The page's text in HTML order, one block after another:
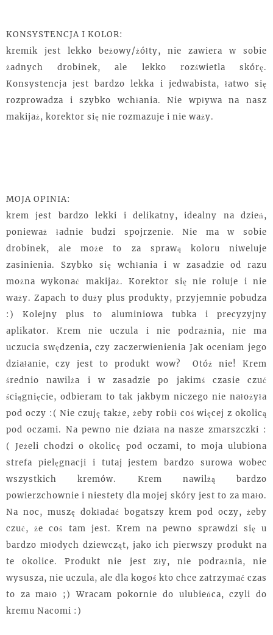
KONSYSTENCJA I KOLOR:
kremik jest lekko beżowy/żółty, nie zawiera w sobie
żadnych drobinek, ale lekko rozświetla skórę.
Konsystencja jest bardzo lekka i jedwabista, łatwo się
rozprowadza i szybko wchłania. Nie wpływa na nasz
makijaż, korektor się nie rozmazuje i nie waży.
MOJA OPINIA:
krem jest bardzo lekki i delikatny, idealny na dzień,
ponieważ ładnie budzi spojrzenie. Nie ma w sobie
drobinek, ale może to za sprawą koloru niweluje
zasinienia. Szybko się wchłania i w zasadzie od razu
można wykonać makijaż. Korektor się nie roluje i nie
waży. Zapach to duży plus produkty, przyjemnie pobudza
:) Kolejny plus to aluminiowa tubka i precyzyjny
aplikator. Krem nie uczula i nie podrażnia, nie ma
uczucia swędzenia, czy zaczerwienienia Jak oceniam jego
działanie, czy jest to produkt wow? Otóż nie! Krem
średnio nawilża i w zasadzie po jakimś czasie czuć
ściągnięcie, odbieram to tak jakbym niczego nie nałożyła
pod oczy :( Nie czuję także, żeby robił coś więcej z okolicą
pod oczami. Na pewno nie działa na nasze zmarszczki :
( Jeżeli chodzi o okolicę pod oczami, to moja ulubiona
strefa pielęgnacji i tutaj jestem bardzo surowa wobec
wszystkich kremów. Krem nawilżą bardzo
powierzchownie i niestety dla mojej skóry jest to za mało.
Na noc, muszę dokładać bogatszy krem pod oczy, żeby
czuć, że coś tam jest. Krem na pewno sprawdzi się u
bardzo młodych dziewcząt, jako ich pierwszy produkt na
te okolice. Produkt nie jest zły, nie podrażnia, nie
wysusza, nie uczula, ale dla kogoś kto chce zatrzymać czas
to za mało ;) Wracam pokornie do ulubieńca, czyli do
kremu Nacomi :)